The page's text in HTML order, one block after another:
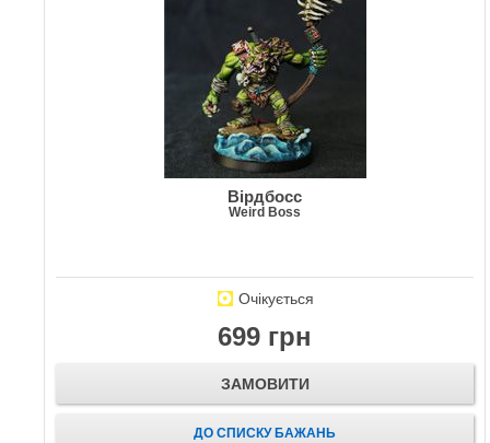
Вірдбосс
Weird Boss
Очікується
699 грн
ЗАМОВИТИ
ДО СПИСКУ БАЖАНЬ